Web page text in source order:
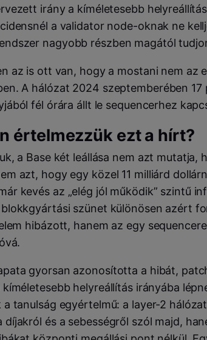
irány a kíméletesebb
a validator node-oknak ne
nagyobb részben magától
az is ott van, hogy a mostani nem az
A hálózat 2024 szeptemberében 17
fél órára állt le sequencerhez
értelmezzük ezt a hírt?
a Base két leállása nem azt mutatja,
azt, hogy egy közel 11 milliárd
kevés az „elég jól működik” szintű
szünet különösen azért
hibázott, hanem az egy
gyorsan azonosította a hibát,
helyreállítás irányába
a tanulság egyértelmű: a layer-2
díjakról és a sebességről szól majd,